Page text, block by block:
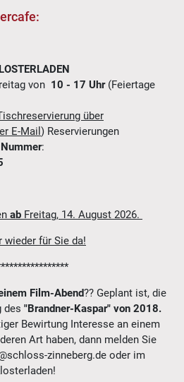
von 10 - 17 Uhr (Feiertage
über
E-Mail ) Reservierungen
:
ab Freitag, 14. August 2026.
wieder für Sie da!
Film-Abend?? Geplant ist, die
des "Brandner-Kaspar" von 2018.
Bewirtung Interesse an einem
Art haben, dann melden Sie
zinneberg.de oder im